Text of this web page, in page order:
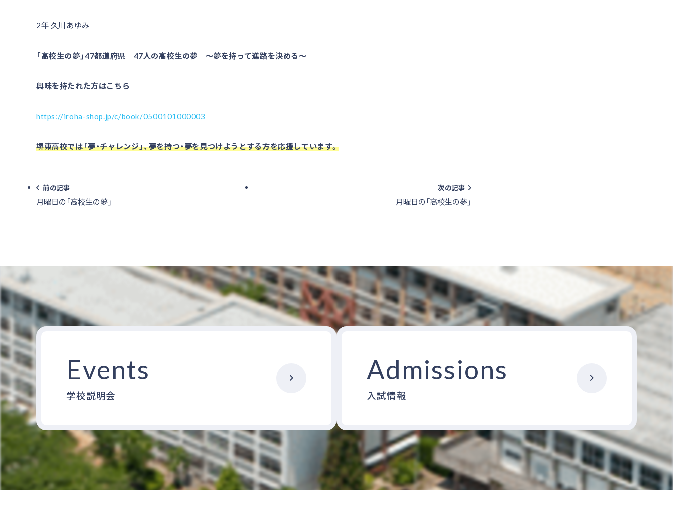
2年 久川あゆみ
「高校生の夢」47都道府県 47人の高校生の夢 ～夢を持って進路を決める～
興味を持たれた方はこちら
https://iroha-shop.jp/c/book/0500101000003
堺東高校では「夢・チャレンジ」、夢を持つ・夢を見つけようとする方を応援しています。
前の記事
月曜日の「高校生の夢」
次の記事
月曜日の「高校生の夢」
Events
学校説明会
Admissions
入試情報